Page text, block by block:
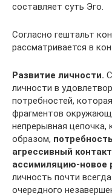
составляет суть Эго.
Согласно гештальт
рассматривается в
Развитие личности.
личности в
потребностей,
фрагментов
непрерывная
образом,
агрессивный
ассимиляцию-новое
личность почти
очередного